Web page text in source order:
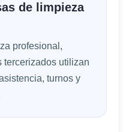
de limpieza
profesional,
tercerizados utilizan
turnos y